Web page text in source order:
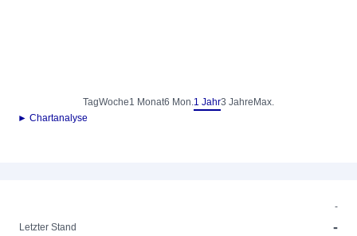
TagWoche1 Monat6 Mon.1 Jahr3 Jahre Max.
► Chartanalyse
-
Letzter Stand
-